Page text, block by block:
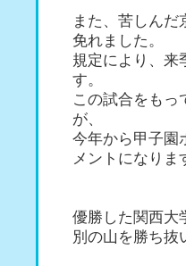
また、苦しん
免れました。
規定により、来
す。
この試合をもっ
が、
今年から甲子園
メントになりま
優勝した関西大
別の山を勝ち抜